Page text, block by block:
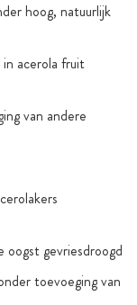
hoog, natuurlijk
acerola fruit
van andere
gevriesdroogd
toevoeging van